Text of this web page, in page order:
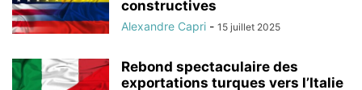
constructives
Alexandre Capri - 15 juillet 2025
Rebond spectaculaire des
exportations turques vers l’Italie